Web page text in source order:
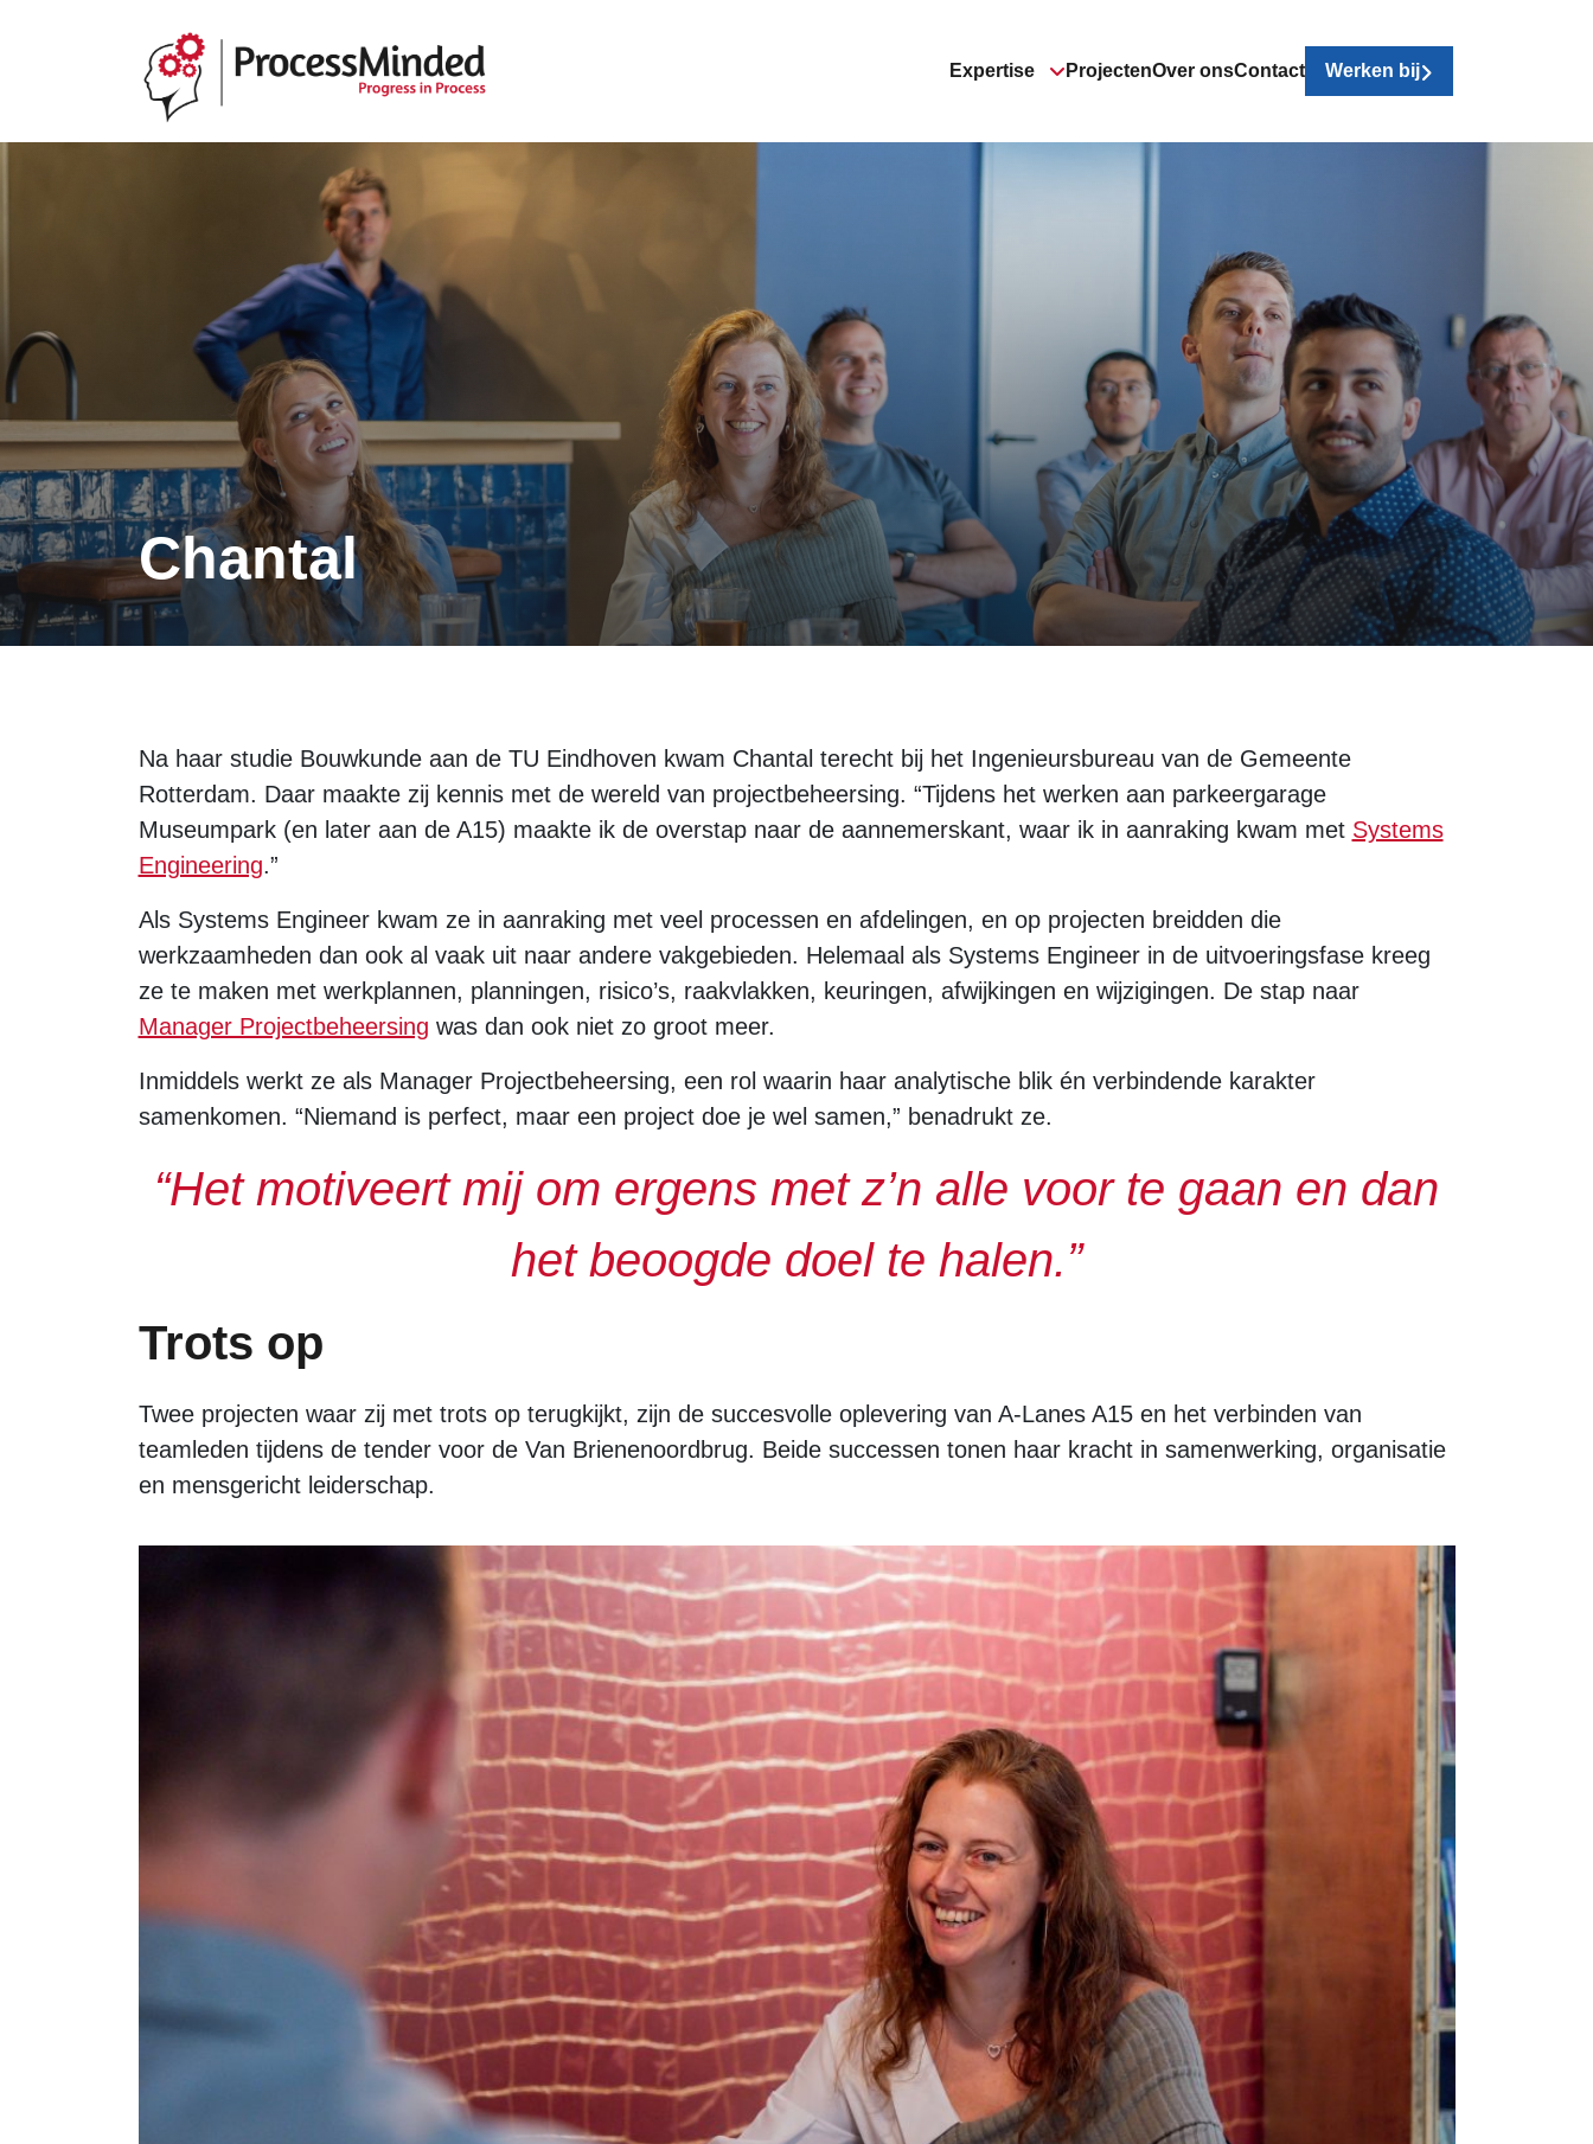
Expertise ProjectenOver onsContact Werken bij
Chantal
Na haar studie Bouwkunde aan de TU Eindhoven kwam Chantal terecht bij het Ingenieursbureau van de Gemeente
Rotterdam. Daar maakte zij kennis met de wereld van projectbeheersing. “Tijdens het werken aan parkeergarage
Museumpark (en later aan de A15) maakte ik de overstap naar de aannemerskant, waar ik in aanraking kwam met Systems
Engineering.”
Als Systems Engineer kwam ze in aanraking met veel processen en afdelingen, en op projecten breidden die
werkzaamheden dan ook al vaak uit naar andere vakgebieden. Helemaal als Systems Engineer in de uitvoeringsfase kreeg
ze te maken met werkplannen, planningen, risico’s, raakvlakken, keuringen, afwijkingen en wijzigingen. De stap naar
Manager Projectbeheersing was dan ook niet zo groot meer.
Inmiddels werkt ze als Manager Projectbeheersing, een rol waarin haar analytische blik én verbindende karakter
samenkomen. “Niemand is perfect, maar een project doe je wel samen,” benadrukt ze.
“Het motiveert mij om ergens met z’n alle voor te gaan en dan
het beoogde doel te halen.”
Trots op
Twee projecten waar zij met trots op terugkijkt, zijn de succesvolle oplevering van A-Lanes A15 en het verbinden van
teamleden tijdens de tender voor de Van Brienenoordbrug. Beide successen tonen haar kracht in samenwerking, organisatie
en mensgericht leiderschap.